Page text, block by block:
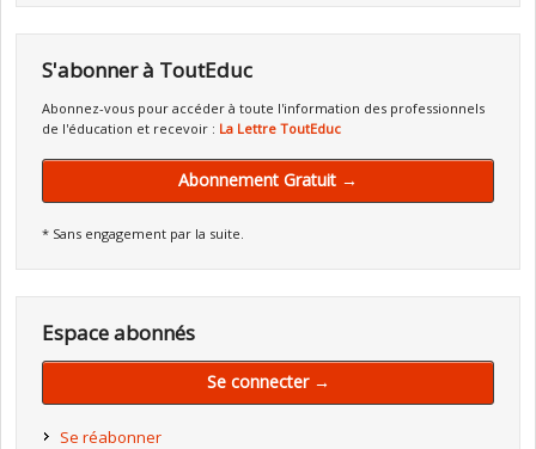
S'abonner à ToutEduc
Abonnez-vous pour accéder à toute l'information des professionnels
de l'éducation et recevoir : La Lettre ToutEduc
Abonnement Gratuit →
* Sans engagement par la suite.
Espace abonnés
Se connecter →
Se réabonner